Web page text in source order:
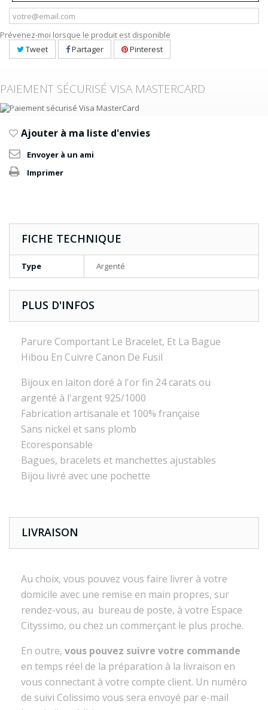
Prévenez-moi lorsque le produit est disponible
Tweet
Partager Pinterest
PAIEMENT SÉCURISÉ VISA MASTERCARD
Ajouter à ma liste d'envies
Envoyer à un ami
Imprimer
FICHE TECHNIQUE
Type Argenté
PLUS D'INFOS
Parure Comportant Le Bracelet, Et La Bague
Hibou En Cuivre Canon De Fusil
Bijoux en laiton doré à l'or fin 24 carats ou
argenté à l'argent 925/1000
Fabrication artisanale et 100% française
Sans nickel et sans plomb
Ecoresponsable
Bagues, bracelets et manchettes ajustables
Bijou livré avec une pochette
LIVRAISON
Au choix, vous pouvez vous faire livrer à votre
domicile avec une remise en main propres, sur
rendez-vous, au bureau de poste, à votre Espace
Cityssimo, ou chez un commerçant le plus proche.
En outre, vous pouvez suivre votre commande
en temps réel de la préparation à la livraison en
vous connectant à votre compte client. Un numéro
de suivi Colissimo vous sera envoyé par e-mail